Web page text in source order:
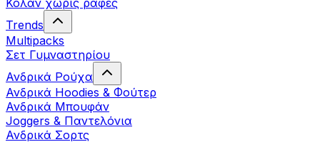
Κολάν χωρίς ραφές
Trends
Multipacks
Σετ Γυμναστηρίου
Ανδρικά Ρούχα
Ανδρικά Hoodies & Φούτερ
Ανδρικά Μπουφάν
Joggers & Παντελόνια
Ανδρικά Σορτς